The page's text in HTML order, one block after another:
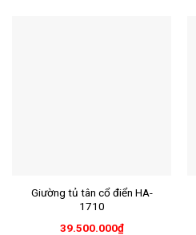
Giường tủ tân cổ điển HA-
1710
39.500.000₫